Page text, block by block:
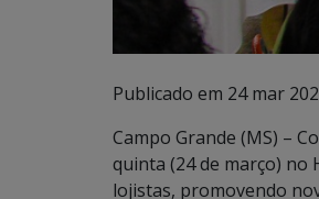
Publicado em 24 mar
Campo Grande (MS) –
quinta (24 de março) no
lojistas, promovendo